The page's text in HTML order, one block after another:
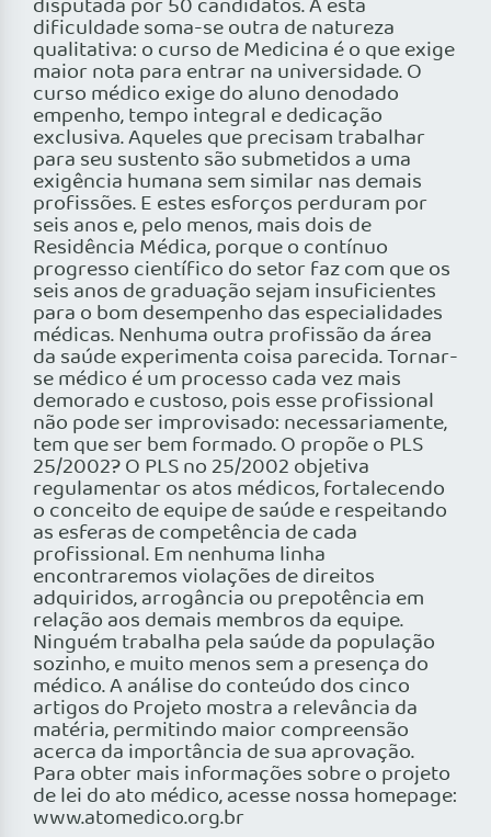
disputada por 50 candidatos. A esta
dificuldade soma-se outra de natureza
qualitativa: o curso de Medicina é o que exige
maior nota para entrar na universidade. O
curso médico exige do aluno denodado
empenho, tempo integral e dedicação
exclusiva. Aqueles que precisam trabalhar
para seu sustento são submetidos a uma
exigência humana sem similar nas demais
profissões. E estes esforços perduram por
seis anos e, pelo menos, mais dois de
Residência Médica, porque o contínuo
progresso científico do setor faz com que os
seis anos de graduação sejam insuficientes
para o bom desempenho das especialidades
médicas. Nenhuma outra profissão da área
da saúde experimenta coisa parecida. Tornar-
se médico é um processo cada vez mais
demorado e custoso, pois esse profissional
não pode ser improvisado: necessariamente,
tem que ser bem formado. O propõe o PLS
25/2002? O PLS no 25/2002 objetiva
regulamentar os atos médicos, fortalecendo
o conceito de equipe de saúde e respeitando
as esferas de competência de cada
profissional. Em nenhuma linha
encontraremos violações de direitos
adquiridos, arrogância ou prepotência em
relação aos demais membros da equipe.
Ninguém trabalha pela saúde da população
sozinho, e muito menos sem a presença do
médico. A análise do conteúdo dos cinco
artigos do Projeto mostra a relevância da
matéria, permitindo maior compreensão
acerca da importância de sua aprovação.
Para obter mais informações sobre o projeto
de lei do ato médico, acesse nossa homepage:
www.atomedico.org.br